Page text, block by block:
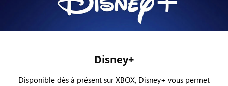
Disney+
Disponible dès à présent sur XBOX, Disney+ vous permet